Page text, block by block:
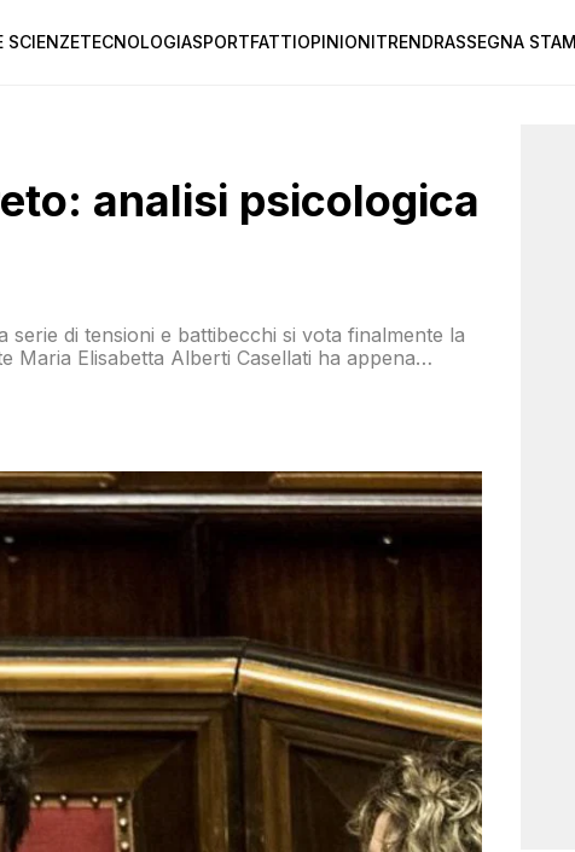
SCIENZETECNOLOGIASPORTFATTIOPINIONITRENDRASSEGNA
analisi psicologica
serie di tensioni e battibecchi si vota finalmente la
Maria Elisabetta Alberti Casellati ha appena